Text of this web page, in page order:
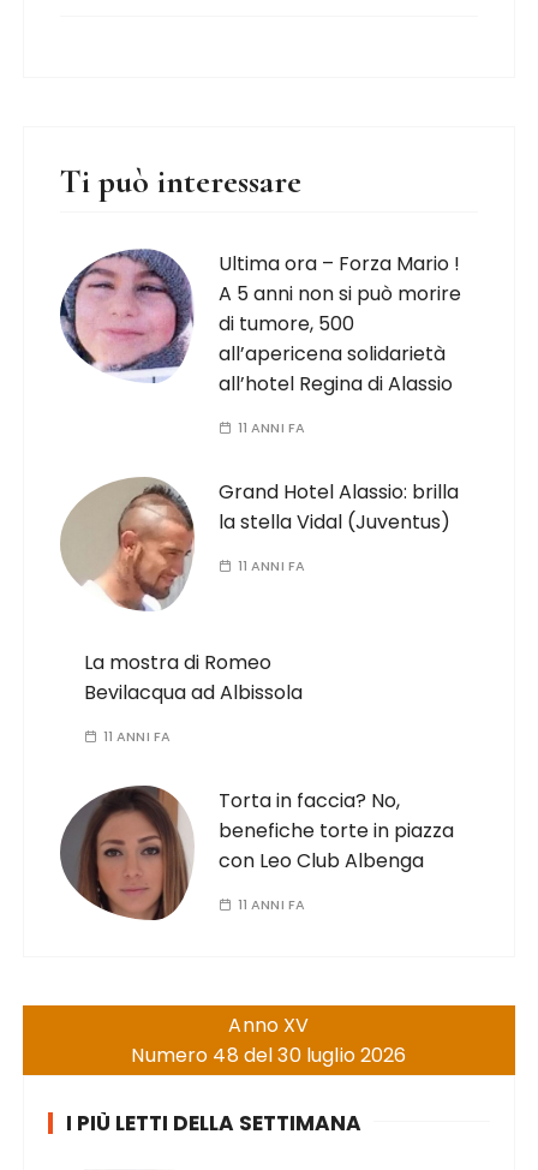
Ti può interessare
Ultima ora – Forza Mario !
A 5 anni non si può morire
di tumore, 500
all’apericena solidarietà
all’hotel Regina di Alassio
11 ANNI FA
Grand Hotel Alassio: brilla
la stella Vidal (Juventus)
11 ANNI FA
La mostra di Romeo
Bevilacqua ad Albissola
11 ANNI FA
Torta in faccia? No,
benefiche torte in piazza
con Leo Club Albenga
11 ANNI FA
Anno XV
Numero 48 del 30 luglio 2026
I PIÙ LETTI DELLA SETTIMANA